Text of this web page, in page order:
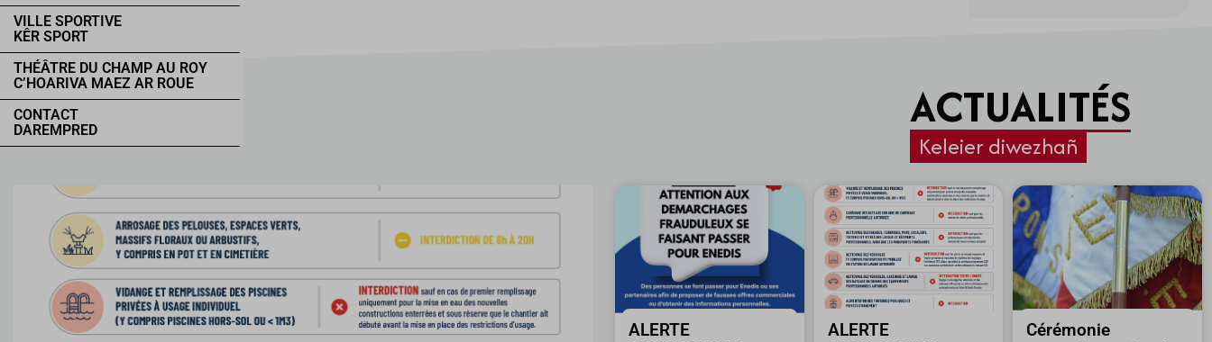
VILLE SPORTIVE
KÊR SPORT
THÉÂTRE DU CHAMP AU ROY
C’HOARIVA MAEZ AR ROUE
CONTACT
DAREMPRED
ACTUALITÉS
Keleier diwezhañ
ALERTE
ALERTE
Cérémonie